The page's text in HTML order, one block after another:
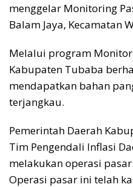
menggelar Monitoring
Balam Jaya, Kecamatan
Melalui program
Kabupaten Tubaba
mendapatkan bahan
terjangkau.
Pemerintah Daerah
Tim Pengendali Inflasi
melakukan operasi
Operasi pasar ini telah